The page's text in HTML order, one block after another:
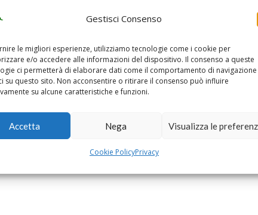
Gestisci Consenso
le migliori esperienze, utilizziamo tecnologie come i cookie per
e/o accedere alle informazioni del dispositivo. Il consenso a queste
ci permetterà di elaborare dati come il comportamento di
su questo sito. Non acconsentire o ritirare il consenso può influire
su alcune caratteristiche e funzioni.
Accetta Nega Visualizza le
Cookie PolicyPrivacy